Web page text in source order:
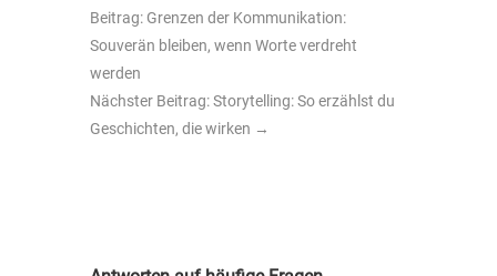
Beitrag: Grenzen der Kommunikation:
Souverän bleiben, wenn Worte verdreht
werden
Nächster Beitrag: Storytelling: So erzählst du
Geschichten, die wirken →